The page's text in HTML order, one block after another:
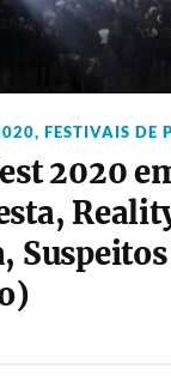
, FESTIVAIS DE
2020